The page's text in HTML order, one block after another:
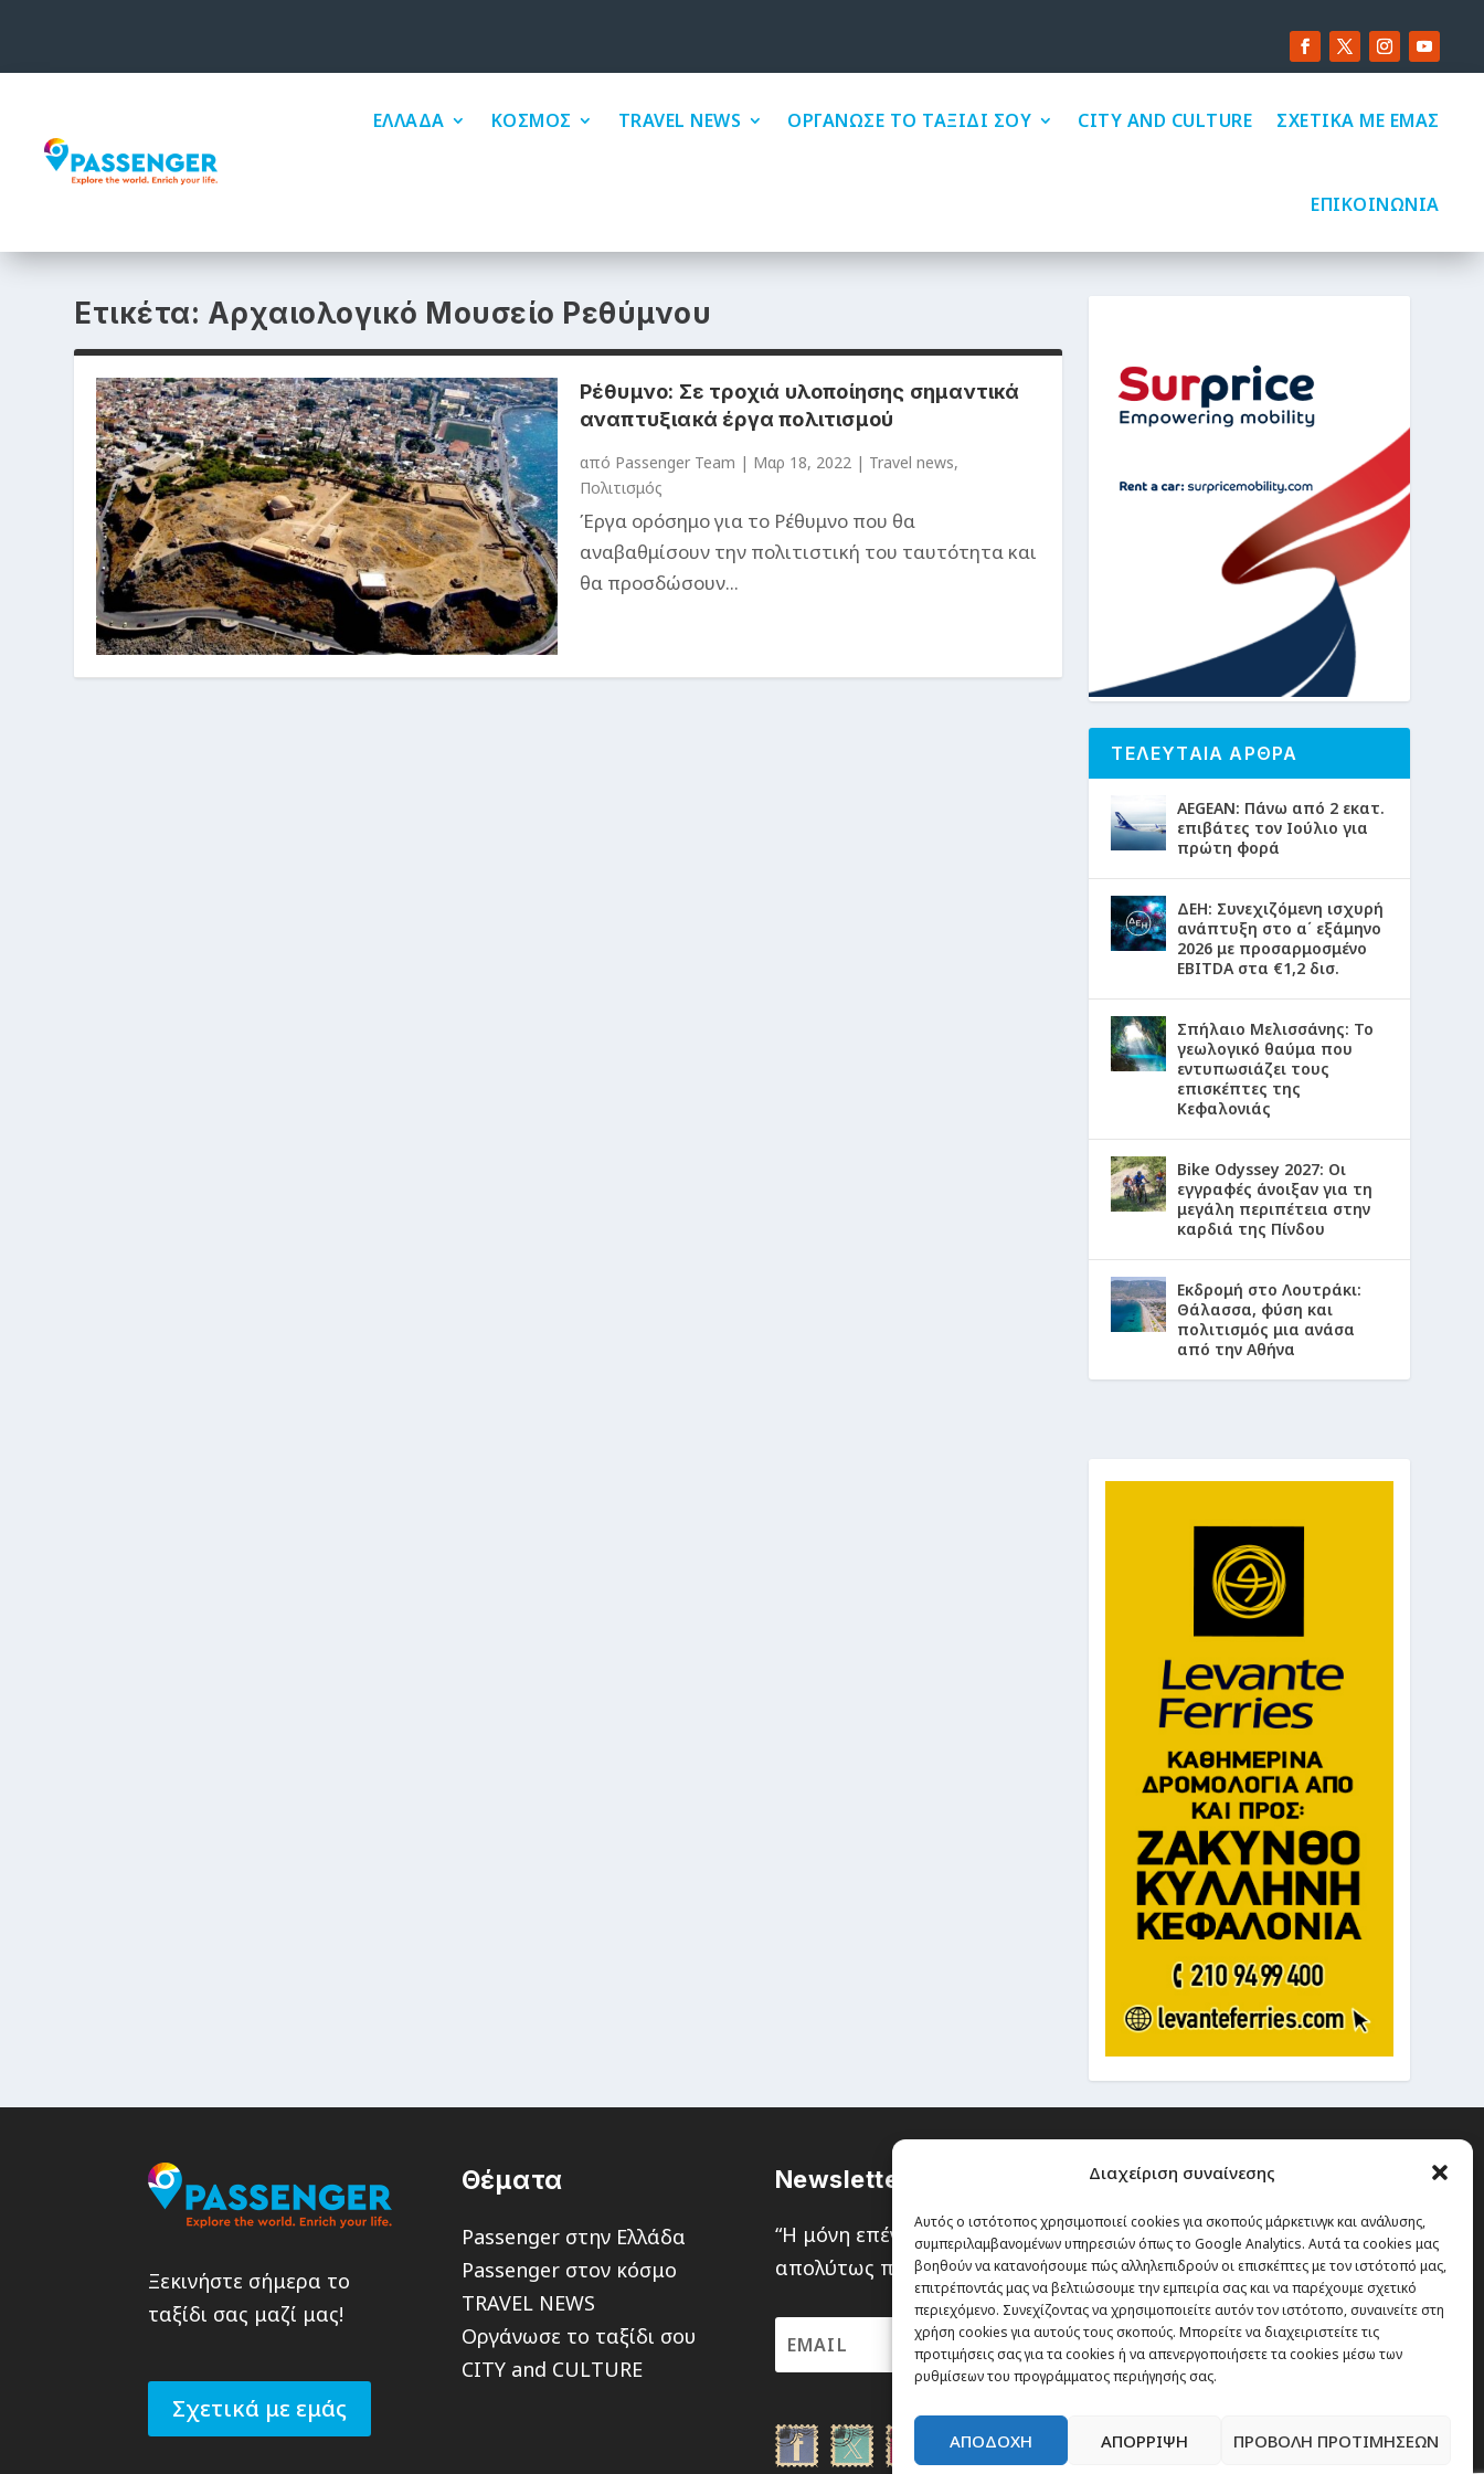
Διαχείριση συναίνεσης
Αυτός ο ιστότοπος χρησιμοποιεί cookies για σκοπούς μάρκετινγκ και ανάλυσης,
συμπεριλαμβανομένων υπηρεσιών όπως το Google Analytics. Αυτά τα cookies μας
βοηθούν να κατανοήσουμε πώς αλληλεπιδρούν οι επισκέπτες με τον ιστότοπό μας,
επιτρέποντάς μας να βελτιώσουμε την εμπειρία σας και να παρέχουμε σχετικό
περιεχόμενο. Συνεχίζοντας να χρησιμοποιείτε αυτόν τον ιστότοπο, συναινείτε στη
χρήση cookies για αυτούς τους σκοπούς. Μπορείτε να διαχειριστείτε τις
προτιμήσεις σας για τα cookies ή να απενεργοποιήσετε τα cookies μέσω των
ρυθμίσεων του προγράμματος περιήγησής σας.
ΑΠΟΔΟΧΗ ΑΠΟΡΡΙΨΗ ΠΡΟΒΟΛΗ ΠΡΟΤΙΜΗΣΕΩΝ
ΕΛΛΑΔΑ ΚΟΣΜΟΣ TRAVEL NEWS ΟΡΓΑΝΩΣΕ ΤΟ ΤΑΞΙΔΙ ΣΟΥ CITY AND CULTURE ΣΧΕΤΙΚΑ ΜΕ ΕΜΑΣ
ΕΠΙΚΟΙΝΩΝΙΑ
Ετικέτα: Αρχαιολογικό Μουσείο Ρεθύμνου
Ρέθυμνο: Σε τροχιά υλοποίησης σημαντικά
αναπτυξιακά έργα πολιτισμού
από Passenger Team | Μαρ 18, 2022| Travel news,
Πολιτισμός
Έργα ορόσημο για το Ρέθυμνο που θα
αναβαθμίσουν την πολιτιστική του ταυτότητα και
θα προσδώσουν...
ΤΕΛΕΥΤΑΙΑ ΑΡΘΡΑ
AEGEAN: Πάνω από 2 εκατ.
επιβάτες τον Ιούλιο για
πρώτη φορά
ΔΕΗ: Συνεχιζόμενη ισχυρή
ανάπτυξη στο α΄ εξάμηνο
2026 με προσαρμοσμένο
EBITDA στα €1,2 δισ.
Σπήλαιο Μελισσάνης: Το
γεωλογικό θαύμα που
εντυπωσιάζει τους
επισκέπτες της
Κεφαλονιάς
Bike Odyssey 2027: Οι
εγγραφές άνοιξαν για τη
μεγάλη περιπέτεια στην
καρδιά της Πίνδου
Εκδρομή στο Λουτράκι:
Θάλασσα, φύση και
πολιτισμός μια ανάσα
από την Αθήνα
Ξεκινήστε σήμερα το
ταξίδι σας μαζί μας!
Σχετικά με εμάς
Θέματα
Passenger στην Ελλάδα
Passenger στον κόσμο
TRAVEL NEWS
Οργάνωσε το ταξίδι σου
CITY and CULTURE
Newsletter
“H μόνη επένδυση από την οποία δεν έχεις καμία
απολύτως πιθανότητα να χάσεις, είναι τα ταξίδια.”
Εγγραφή